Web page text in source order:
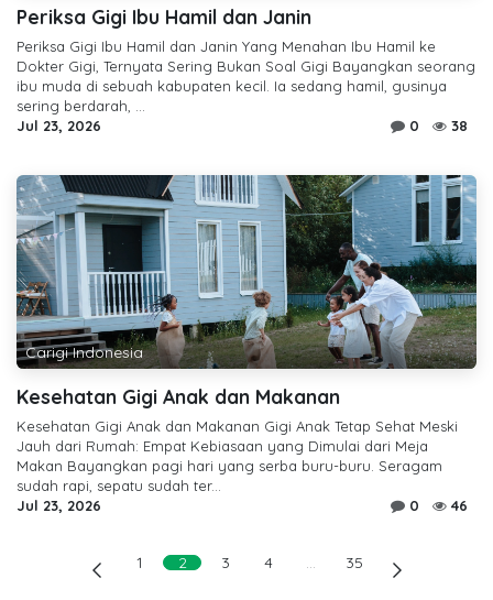
Periksa Gigi Ibu Hamil dan Janin
Periksa Gigi Ibu Hamil dan Janin Yang Menahan Ibu Hamil ke
Dokter Gigi, Ternyata Sering Bukan Soal Gigi Bayangkan seorang
ibu muda di sebuah kabupaten kecil. Ia sedang hamil, gusinya
sering berdarah, ...
Jul 23, 2026
0 38
Carigi Indonesia
Kesehatan Gigi Anak dan Makanan
Kesehatan Gigi Anak dan Makanan Gigi Anak Tetap Sehat Meski
Jauh dari Rumah: Empat Kebiasaan yang Dimulai dari Meja
Makan Bayangkan pagi hari yang serba buru-buru. Seragam
sudah rapi, sepatu sudah ter...
Jul 23, 2026
0 46
1 2 3 4 … 35